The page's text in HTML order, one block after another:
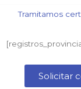
Tramitamos
Solicitar